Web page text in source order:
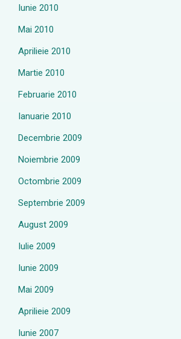
Iunie 2010
Mai 2010
Aprilieie 2010
Martie 2010
Februarie 2010
Ianuarie 2010
Decembrie 2009
Noiembrie 2009
Octombrie 2009
Septembrie 2009
August 2009
Iulie 2009
Iunie 2009
Mai 2009
Aprilieie 2009
Iunie 2007